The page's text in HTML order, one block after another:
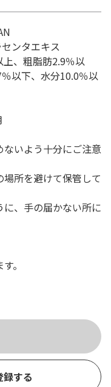
ンタエキス
上、粗脂肪2.9％以
以下、水分10.0％以
ないよう十分にご注意
場所を避けて保管して
に、手の届かない所に
。
する